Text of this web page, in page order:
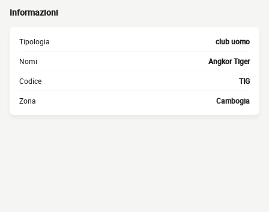
Informazioni
Tipologia club uomo
Nomi Angkor Tiger
Codice TIG
Zona Cambogia